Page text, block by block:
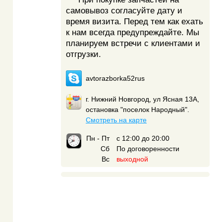
самовывоз согласуйте дату и
время визита. Перед тем как ехать
к нам всегда предупреждайте. Мы
планируем встречи с клиентами и
отгрузки.
avtorazborka52rus
г. Нижний Новгород, ул Ясная 13А,
остановка "поселок Народный".
Смотреть на карте
Пн - Пт
с 12:00 до 20:00
Сб
По договоренности
Вс
выходной